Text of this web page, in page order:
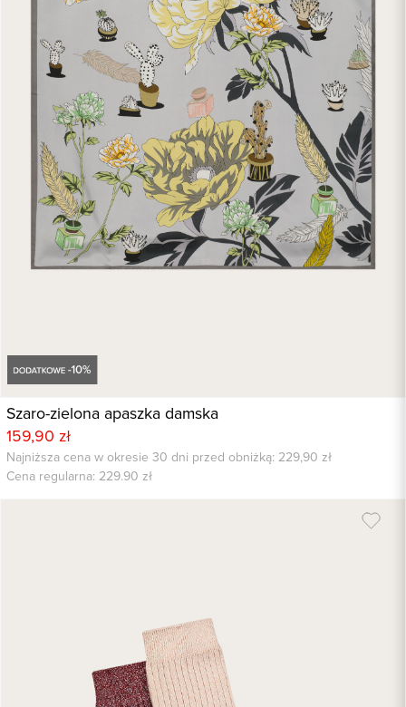
Szaro-zielona apaszka damska
159,90 zł
Najniższa cena w okresie 30 dni przed obniżką: 229,90 zł
Cena regularna: 229.90 zł